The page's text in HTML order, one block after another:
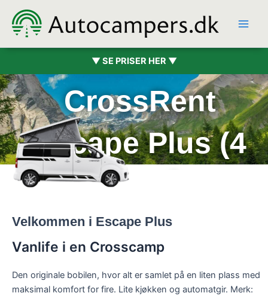
rett
innholdet
▼ SE PRISER HER ▼
CrossRent
Escape Plus (4
pers.)
Velkommen i Escape Plus
Vanlife i en Crosscamp
Den originale bobilen, hvor alt er samlet på en liten plass med
maksimal komfort for fire. Lite kjøkken og automatgir. Merk: